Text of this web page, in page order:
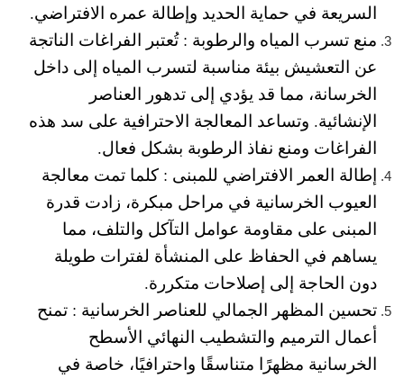
السريعة في حماية الحديد وإطالة عمره الافتراضي.
منع تسرب المياه والرطوبة :تُعتبر الفراغات الناتجة
عن التعشيش بيئة مناسبة لتسرب المياه إلى داخل
الخرسانة، مما قد يؤدي إلى تدهور العناصر
الإنشائية. وتساعد المعالجة الاحترافية على سد هذه
الفراغات ومنع نفاذ الرطوبة بشكل فعال.
إطالة العمر الافتراضي للمبنى : كلما تمت معالجة
العيوب الخرسانية في مراحل مبكرة، زادت قدرة
المبنى على مقاومة عوامل التآكل والتلف، مما
يساهم في الحفاظ على المنشأة لفترات طويلة
دون الحاجة إلى إصلاحات متكررة.
تحسين المظهر الجمالي للعناصر الخرسانية : تمنح
أعمال الترميم والتشطيب النهائي الأسطح
الخرسانية مظهرًا متناسقًا واحترافيًا، خاصة في